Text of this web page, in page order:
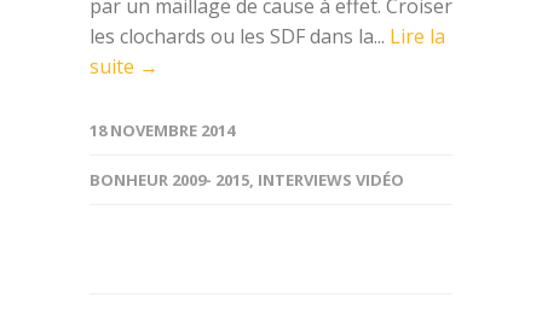
par un maillage de cause à effet. Croiser
les clochards ou les SDF dans la... Lire la
suite →
18 NOVEMBRE 2014
BONHEUR 2009- 2015, INTERVIEWS VIDÉO